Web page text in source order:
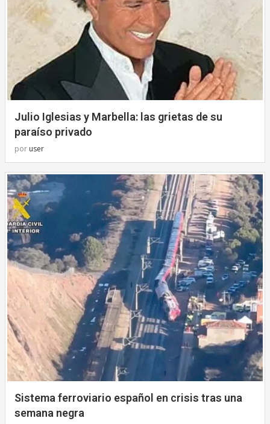
Julio Iglesias y Marbella: las grietas de su
paraíso privado
por user
Sistema ferroviario español en crisis tras una
semana negra